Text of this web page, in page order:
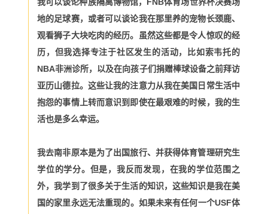
我可以谈论种族隔离博物馆，FNB体育场世界杯决赛场
地的足球赛，或者可以谈论我在那里养的宠物长颈鹿、
观看狮子大块吃肉的经历。虽然这些都是令人惊叹的经
历，但我选择专注于社区发生的活动，比如索韦托的
NBA非洲诊所，以及在向孩子们捐赠棒球设备之前拜访
亚历山德拉。这些让我的注意力从我在美国日常生活中
抱怨的事情上转而意识到即使在最艰难的时候，我的生
活也是多么幸运。
我去南非原本是为了出国旅行、并获得体育管理研究生
学位的学分。但是，我反而发现，在我的学位范围之
外，我学到了很多关于生活的知识，这些知识是我在美
国的家里永远无法重现的。如果未来有任何一个USF体